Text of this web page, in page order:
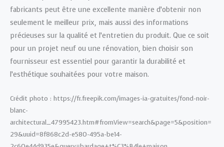
fabricants peut être une excellente manière d’obtenir non
seulement le meilleur prix, mais aussi des informations
précieuses sur la qualité et l’entretien du produit. Que ce soit
pour un projet neuf ou une rénovation, bien choisir son
fournisseur est essentiel pour garantir la durabilité et
l’esthétique souhaitées pour votre maison.
Crédit photo : https://fr.freepik.com/images-ia-gratuites/fond-noir-
blanc-
architectural_47995423.htm#fromView=search&page=5&position=
29&uuid=8f868c2d-e580-495a-be14-